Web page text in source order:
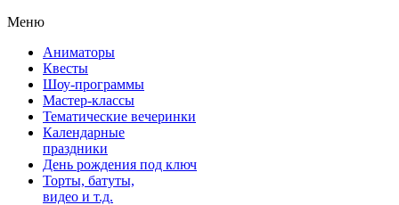
Меню
Аниматоры
Квесты
Шоу-программы
Мастер-классы
Тематические вечеринки
Календарные
праздники
День рождения под ключ
Торты, батуты,
видео и т.д.